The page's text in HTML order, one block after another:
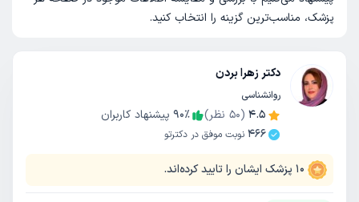
پزشک، مناسب‌ترین گزینه را انتخاب کنید.
دکتر زهرا بردن
روانشناسی
4.5
(
50 نظر) 90٪
پیشنهاد کاربران
466 نوبت موفق در دکترتو
10 پزشک ایشان را تایید کرده‌اند.